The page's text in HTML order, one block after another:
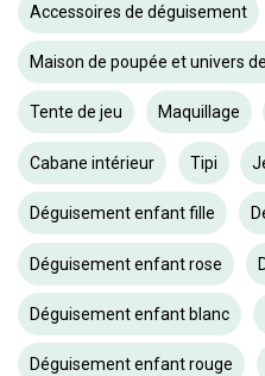
Accessoires de déguisement
Maison de poupée et univers
Tente de jeu Maquillage
Cabane intérieur Tipi
Déguisement enfant fille
Déguisement enfant rose
Déguisement enfant blanc
Déguisement enfant rouge